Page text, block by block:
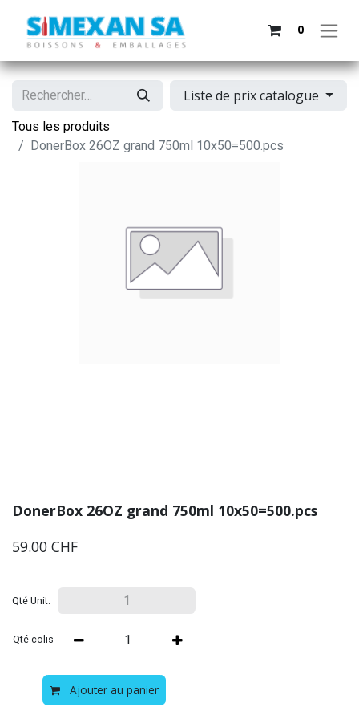
0
Liste de prix catalogue
Tous les produits
DonerBox 26OZ grand 750ml 10x50=500.pcs
DonerBox 26OZ grand 750ml 10x50=500.pcs
59.00 CHF
Qté Unit.
Qté colis
Ajouter au panier